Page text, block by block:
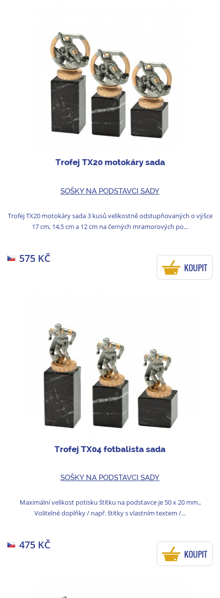
Trofej TX20 motokáry sada
SOŠKY NA PODSTAVCI SADY
Trofej TX20 motokáry sada 3 kusů velikostně odstupňovaných o výšce
17 cm, 14,5 cm a 12 cm na černých mramorových po...
575 KČ
KOUPIT
Trofej TX04 fotbalista sada
SOŠKY NA PODSTAVCI SADY
Maximální velikost potisku štítku na podstavce je 50 x 20 mm.,
Volitelné doplňky / např. štítky s vlastním textem /...
475 KČ
KOUPIT